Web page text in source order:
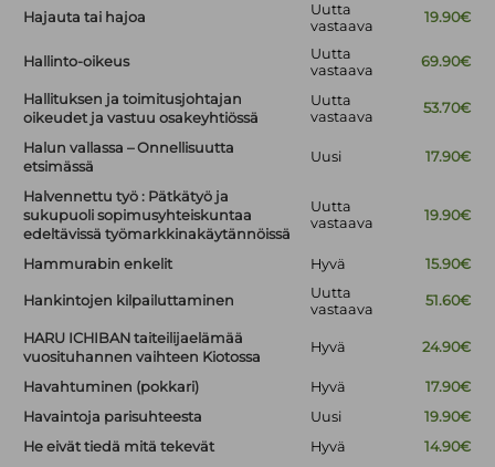
Hajauta tai hajoa
Uutta
vastaava
19.90€
Hallinto-oikeus
Uutta
vastaava
69.90€
Hallituksen ja toimitusjohtajan
oikeudet ja vastuu osakeyhtiössä
Uutta
vastaava
53.70€
Halun vallassa – Onnellisuutta
etsimässä
Uusi 17.90€
Halvennettu työ : Pätkätyö ja
sukupuoli sopimusyhteiskuntaa
edeltävissä työmarkkinakäytännöissä
Uutta
vastaava
19.90€
Hammurabin enkelit Hyvä 15.90€
Hankintojen kilpailuttaminen
Uutta
vastaava
51.60€
HARU ICHIBAN taiteilijaelämää
vuosituhannen vaihteen Kiotossa
Hyvä 24.90€
Havahtuminen (pokkari) Hyvä
17.90€
Havaintoja parisuhteesta
Uusi
19.90€
He eivät tiedä mitä tekevät
Hyvä
14.90€